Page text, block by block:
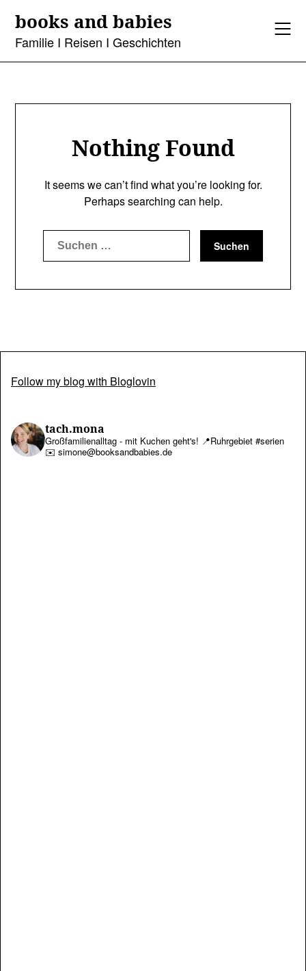
content
books and babies
Familie I Reisen I Geschichten
Nothing Found
It seems we can’t find what you’re looking for.
Perhaps searching can help.
Suchen
nach:
Follow my blog with Bloglovin
tach.mona
Großfamilienalltag - mit Kuchen geht's! 📍Ruhrgebiet #serien
✉️ simone@booksandbabies.de